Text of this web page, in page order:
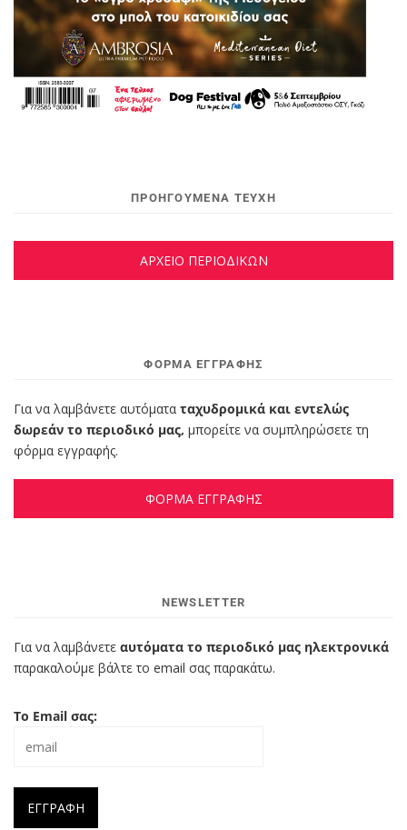
ΠΡΟΗΓΟΥΜΕΝΑ ΤΕΥΧΗ
ΑΡΧΕΙΟ ΠΕΡΙΟΔΙΚΩΝ
ΦΌΡΜΑ ΕΓΓΡΑΦΉΣ
Για να λαμβάνετε αυτόματα ταχυδρομικά και εντελώς
δωρεάν το περιοδικό μας, μπορείτε να συμπληρώσετε τη
φόρμα εγγραφής.
ΦΟΡΜΑ ΕΓΓΡΑΦΗΣ
NEWSLETTER
Για να λαμβάνετε αυτόματα το περιοδικό μας ηλεκτρονικά
παρακαλούμε βάλτε το email σας παρακάτω.
Το Email σας: